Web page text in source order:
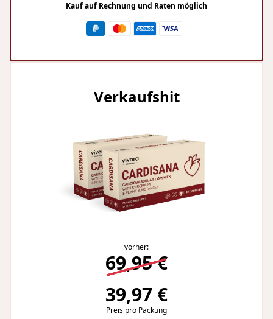
Kauf auf Rechnung und Raten möglich
Verkaufshit
vorher:
69,95 €
39,97 €
Preis pro Packung